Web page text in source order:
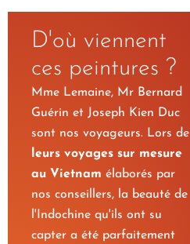
D'où viennent
ces peintures ?
Mme Lemaine, Mr Bernard
Guérin et Joseph Kien Duc
sont nos voyageurs. Lors de
leurs voyages sur mesure
au Vietnam élaborés par
nos conseillers, la beauté de
l'Indochine qu'ils ont su
capter a été parfaitement